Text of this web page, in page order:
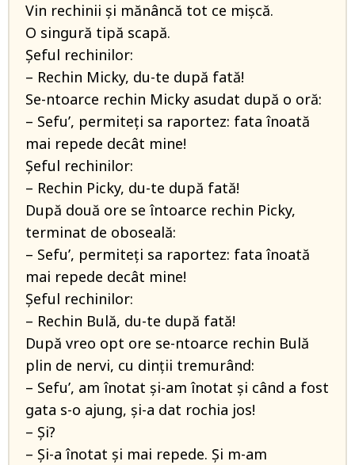
Vin rechinii și mănâncă tot ce mișcă.
O singură tipă scapă.
Șeful rechinilor:
– Rechin Micky, du-te după fată!
Se-ntoarce rechin Micky asudat după o oră:
– Sefu’, permiteți sa raportez: fata înoată
mai repede decât mine!
Șeful rechinilor:
– Rechin Picky, du-te după fată!
După două ore se întoarce rechin Picky,
terminat de oboseală:
– Sefu’, permiteți sa raportez: fata înoată
mai repede decât mine!
Șeful rechinilor:
– Rechin Bulă, du-te după fată!
După vreo opt ore se-ntoarce rechin Bulă
plin de nervi, cu dinții tremurând:
– Sefu’, am înotat și-am înotat și când a fost
gata s-o ajung, și-a dat rochia jos!
– Și?
– Și-a înotat și mai repede. Și m-am